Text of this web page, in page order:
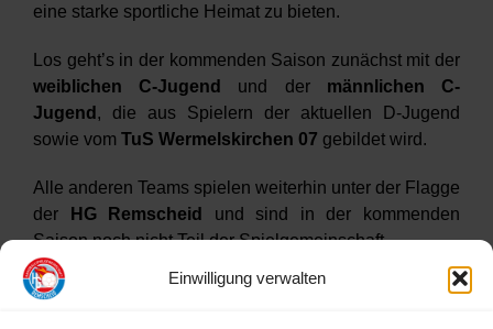
Einwilligung verwalten
eine starke sportliche Heimat zu bieten.
Los geht’s in der kommenden Saison zunächst mit der
weiblichen C-Jugend
und der männlichen C-
Jugend , die aus Spielern der aktuellen D-Jugend
sowie vom TuS Wermelskirchen 07 gebildet wird.
Alle anderen Teams spielen weiterhin unter der Flagge
der
HG Remscheid
und sind in der kommenden
Saison noch nicht Teil der Spielgemeinschaft.
Weiter Infos auf derHRW Seite.